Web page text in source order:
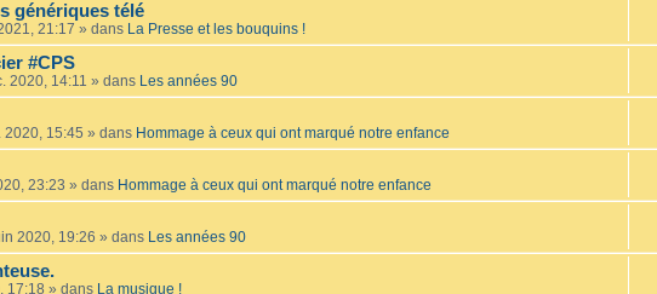
génériques télé
21:17 » dans La Presse et les bouquins !
#CPS
2020, 14:11 » dans Les années 90
2020, 15:45 » dans Hommage à ceux qui ont marqué notre enfance
23:23 » dans Hommage à ceux qui ont marqué notre enfance
2020, 19:26 » dans Les années 90
17:18 » dans La musique !